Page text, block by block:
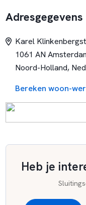
Adresgegevens
Karel
1061 AN
Noord-Holland,
Bereken woon-
Heb je